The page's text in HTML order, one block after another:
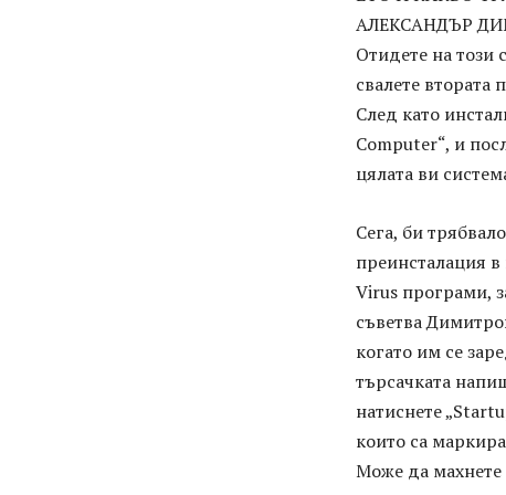
АЛЕКСАНДЪР
Отидете на
свалете втората
След като
Computer“, и
цялата ви
Сега, би
преинсталация
Virus програми,
съветва
когато им се
търсачката
натиснете
които са
Може да махнете